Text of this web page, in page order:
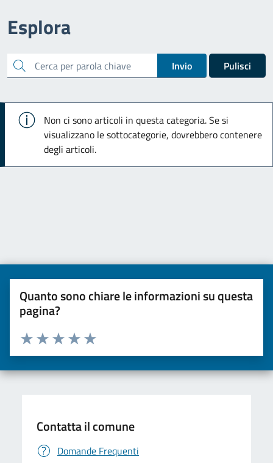
Esplora
cerca Invio Pulisci
Info
Non ci sono articoli in questa categoria. Se si
visualizzano le sottocategorie, dovrebbero contenere
degli articoli.
Quanto sono chiare le informazioni su questa
pagina?
Valuta da 1 a 5 stelle la pagina
Valuta 5 stelle su 5
Valuta 4 stelle su 5
Valuta 3 stelle su 5
Valuta 2 stelle su 5
Valuta una stella su 5
Contatta il comune
Domande Frequenti